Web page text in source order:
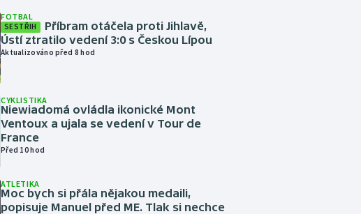
FOTBAL
SESTŘIH
Příbram otáčela proti Jihlavě,
Ústí ztratilo vedení 3:0 s Českou Lípou
Aktualizováno před 8 hod
CYKLISTIKA
Niewiadomá ovládla ikonické Mont
Ventoux a ujala se vedení v Tour de
France
Před 10 hod
ATLETIKA
Moc bych si přála nějakou medaili,
popisuje Manuel před ME. Tlak si nechce